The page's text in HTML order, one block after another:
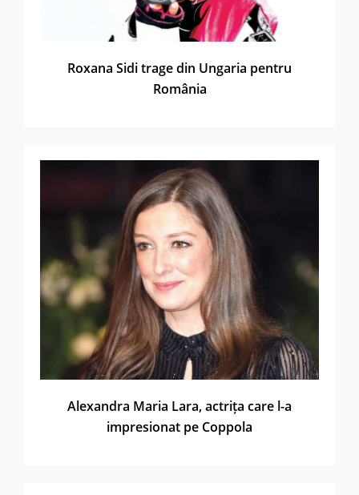
Roxana Sidi trage din Ungaria pentru
România
Alexandra Maria Lara, actrița care l-a
impresionat pe Coppola